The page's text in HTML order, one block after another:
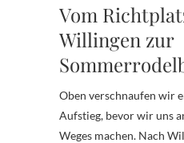
Vom
Willingen zur
Oben verschnaufen wir
Aufstieg, bevor wir uns
Weges machen. Nach